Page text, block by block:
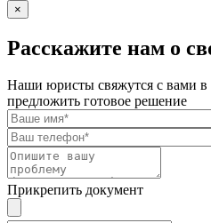
×
Расскажите нам о
Наши юристы свяжутся с вами
предложить готовое решение
Прикрепить документ